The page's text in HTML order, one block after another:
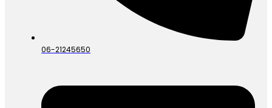
06-21245650